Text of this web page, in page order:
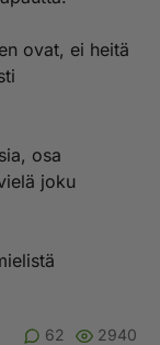
ovat, ei heitä
osa
joku
62 2940